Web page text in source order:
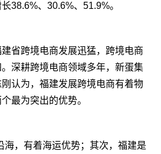
38.6%、30.6%、51.9%。
省跨境电商发展迅猛，跨境电商
深耕跨境电商领域多年，新蛋集
认为，福建发展跨境电商有着物
最为突出的优势。
海，有着海运优势；其次，福建是